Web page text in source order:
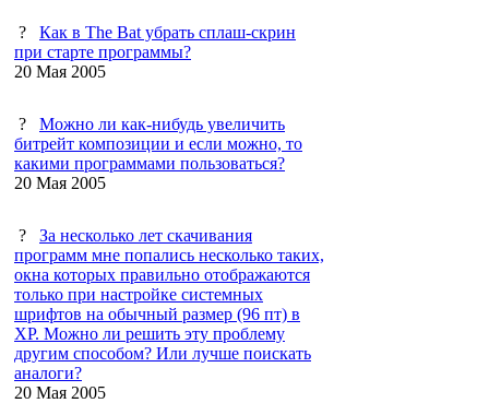
?
Как в The Bat убрать сплаш-скрин
при старте программы?
20 Мая 2005
?
Можно ли как-нибудь увеличить
битрейт композиции и если можно, то
какими программами пользоваться?
20 Мая 2005
?
За несколько лет скачивания
программ мне попались несколько таких,
окна которых правильно отображаются
только при настройке системных
шрифтов на обычный размер (96 пт) в
ХР. Можно ли решить эту проблему
другим способом? Или лучше поискать
аналоги?
20 Мая 2005